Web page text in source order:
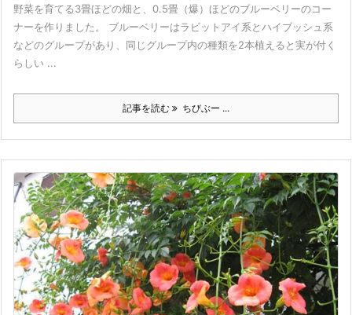
野菜を育てる3畳ほどの畑と、0.5畳（爆）ほどのブルーベリーのコー
ナーを作りました。 ブルーベリーはラビットアイ系とハイブッシュ系
などのグループがあり、同じグループ内の種類を2本植えると実が付く
らしい ...
記事を読む ちびぶー ...